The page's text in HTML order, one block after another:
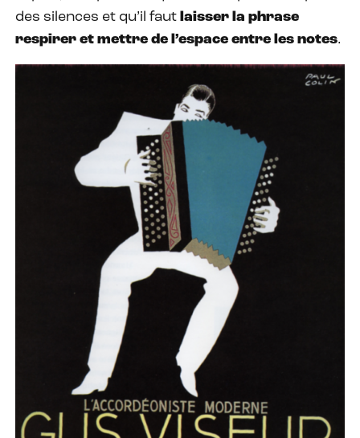
des silences et qu’il faut laisser la phrase
respirer et mettre de l’espace entre les notes.